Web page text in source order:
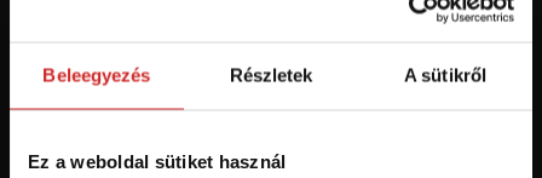
Beleegyezés Részletek A sütikről
Ez a weboldal sütiket használ
szerezzen áttekintést az aktuális
újdonságokról és akciókról.